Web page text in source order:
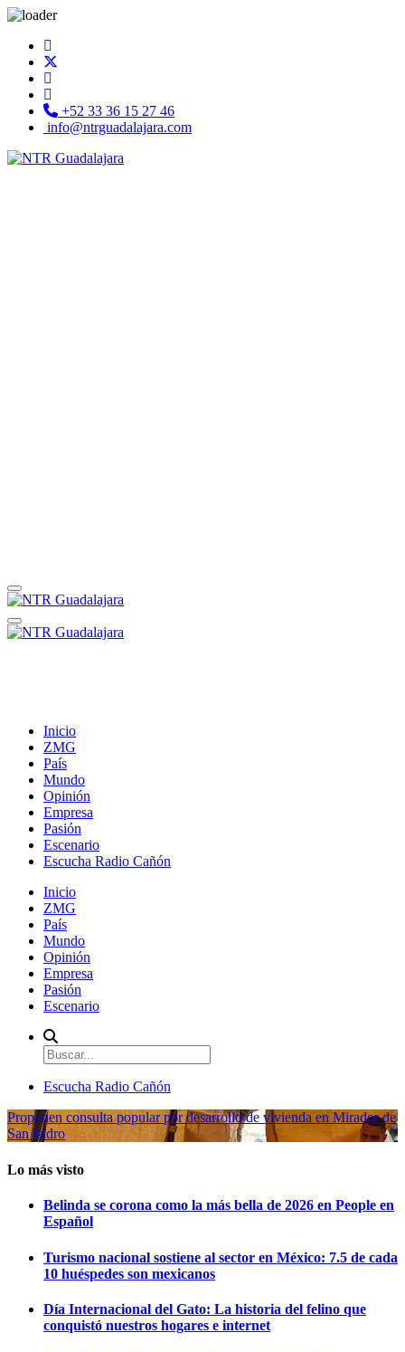
+52 33 36 15 27 46
info@ntrguadalajara.com
Inicio
ZMG
País
Mundo
Opinión
Empresa
Pasión
Escenario
Escucha Radio Cañón
Inicio
ZMG
País
Mundo
Opinión
Empresa
Pasión
Escenario
Escucha Radio Cañón
Proponen consulta popular por desarrollo de vivienda en Mirador de
San Isidro
Lo más visto
Belinda se corona como la más bella de 2026 en People en
Español
Turismo nacional sostiene al sector en México: 7.5 de cada
10 huéspedes son mexicanos
Día Internacional del Gato: La historia del felino que
conquistó nuestros hogares e internet